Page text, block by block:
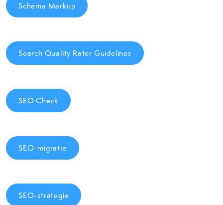
Schema Markup
Search Quality Rater Guidelines
SEO Check
SEO-migratie
SEO-strategie